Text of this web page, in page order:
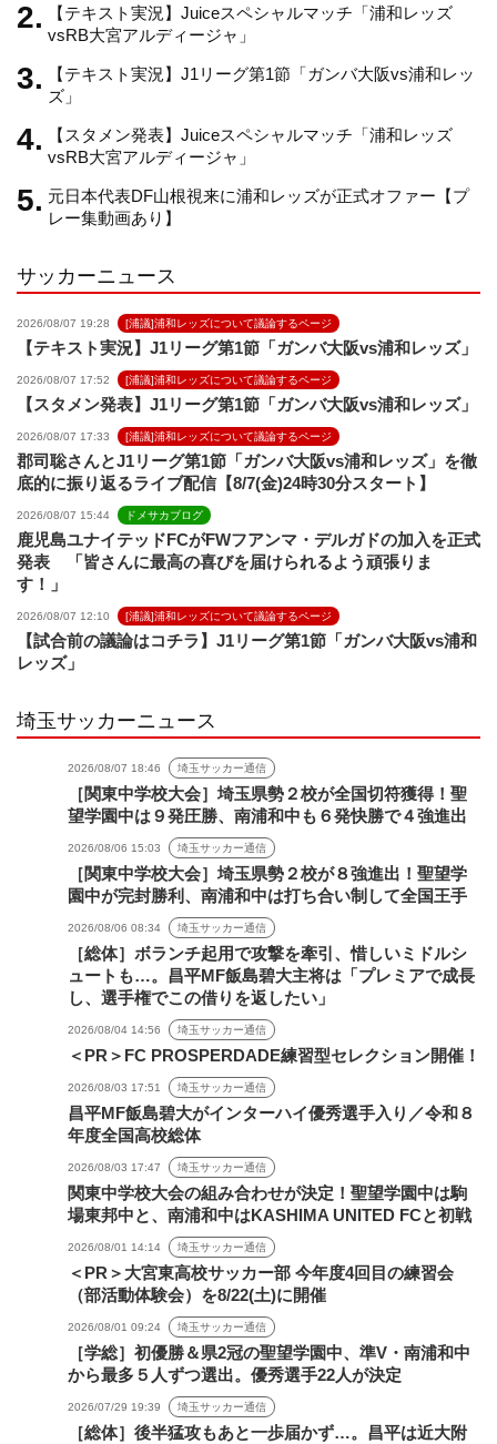
a
n
【テキスト実況】Juiceスペシャルマッチ「浦和レッズ
vsRB大宮アルディージャ」
【テキスト実況】J1リーグ第1節「ガンバ大阪vs浦和レッ
ズ」
【スタメン発表】Juiceスペシャルマッチ「浦和レッズ
vsRB大宮アルディージャ」
元日本代表DF山根視来に浦和レッズが正式オファー【プ
レー集動画あり】
サッカーニュース
2026/08/07 19:28 [浦議]浦和レッズについて議論するページ
【テキスト実況】J1リーグ第1節「ガンバ大阪vs浦和レッズ」
2026/08/07 17:52 [浦議]浦和レッズについて議論するページ
【スタメン発表】J1リーグ第1節「ガンバ大阪vs浦和レッズ」
2026/08/07 17:33 [浦議]浦和レッズについて議論するページ
郡司聡さんとJ1リーグ第1節「ガンバ大阪vs浦和レッズ」を徹
底的に振り返るライブ配信【8/7(金)24時30分スタート】
2026/08/07 15:44 ドメサカブログ
鹿児島ユナイテッドFCがFWフアンマ・デルガドの加入を正式
発表 「皆さんに最高の喜びを届けられるよう頑張りま
す！」
2026/08/07 12:10 [浦議]浦和レッズについて議論するページ
【試合前の議論はコチラ】J1リーグ第1節「ガンバ大阪vs浦和
レッズ」
埼玉サッカーニュース
2026/08/07 18:46 埼玉サッカー通信
［関東中学校大会］埼玉県勢２校が全国切符獲得！聖
望学園中は９発圧勝、南浦和中も６発快勝で４強進出
2026/08/06 15:03 埼玉サッカー通信
［関東中学校大会］埼玉県勢２校が８強進出！聖望学
園中が完封勝利、南浦和中は打ち合い制して全国王手
2026/08/06 08:34 埼玉サッカー通信
［総体］ボランチ起用で攻撃を牽引、惜しいミドルシ
ュートも…。昌平MF飯島碧大主将は「プレミアで成長
し、選手権でこの借りを返したい」
2026/08/04 14:56 埼玉サッカー通信
＜PR＞FC PROSPERDADE練習型セレクション開催！
2026/08/03 17:51 埼玉サッカー通信
昌平MF飯島碧大がインターハイ優秀選手入り／令和８
年度全国高校総体
2026/08/03 17:47 埼玉サッカー通信
関東中学校大会の組み合わせが決定！聖望学園中は駒
場東邦中と、南浦和中はKASHIMA UNITED FCと初戦
2026/08/01 14:14 埼玉サッカー通信
＜PR＞大宮東高校サッカー部 今年度4回目の練習会
（部活動体験会）を8/22(土)に開催
2026/08/01 09:24 埼玉サッカー通信
［学総］初優勝＆県2冠の聖望学園中、準V・南浦和中
から最多５人ずつ選出。優秀選手22人が決定
2026/07/29 19:39 埼玉サッカー通信
［総体］後半猛攻もあと一歩届かず…。昌平は近大附